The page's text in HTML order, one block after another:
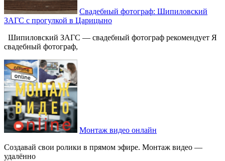
Свадебный фотограф: Шипиловский
ЗАГС с прогулкой в Царицыно
Шипиловский ЗАГС — свадебный фотограф рекомендует Я
свадебный фотограф,
Монтаж видео онлайн
Создавай свои ролики в прямом эфире. Монтаж видео —
удалённо